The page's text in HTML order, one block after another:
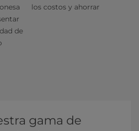
de
los costos y ahorrar
gama de